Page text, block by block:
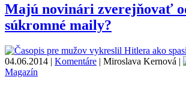
Majú novinári zverejňovať
súkromné maily?
04.06.2014 | Komentáre | Miroslava Kernová |
Magazín